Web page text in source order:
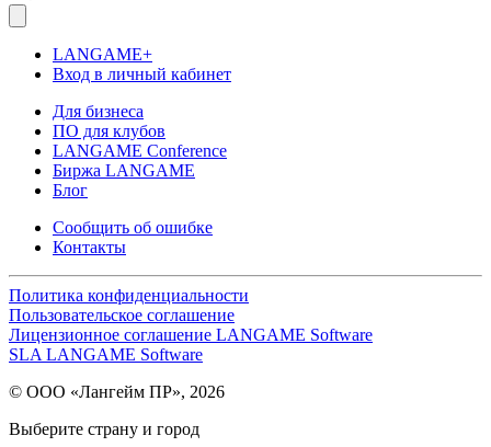
LANGAME+
Вход в личный кабинет
Для бизнеса
ПО для клубов
LANGAME Conference
Биржа LANGAME
Блог
Сообщить об ошибке
Контакты
Политика конфиденциальности
Пользовательское соглашение
Лицензионное соглашение LANGAME Software
SLA LANGAME Software
© ООО «Лангейм ПР», 2026
Выберите страну и город